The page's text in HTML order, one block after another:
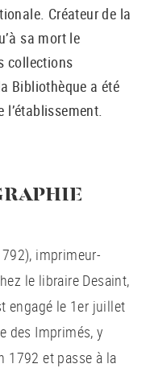
Créateur de la
sa mort le
collections
Bibliothèque a été
l’établissement.
imprimeur-
le libraire Desaint,
engagé le 1er juillet
des Imprimés, y
1792 et passe à la